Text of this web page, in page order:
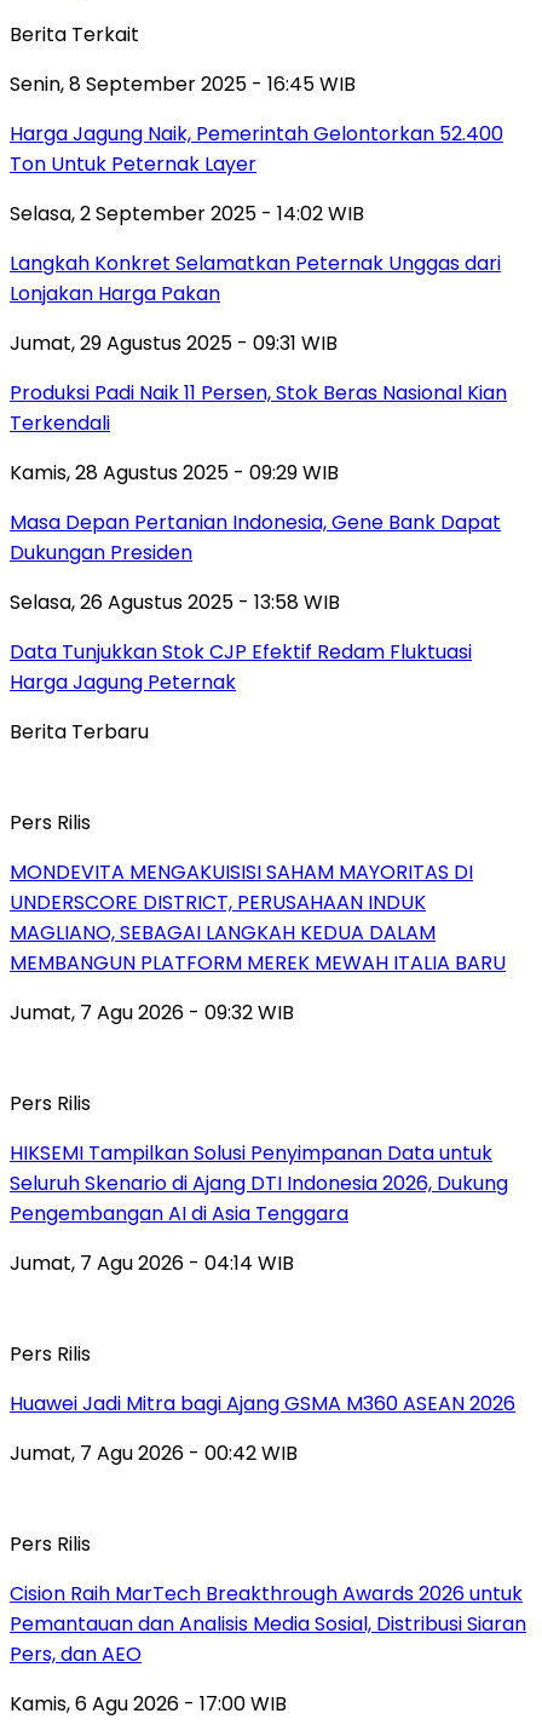
Berita Terkait
Senin, 8 September 2025 - 16:45 WIB
Harga Jagung Naik, Pemerintah Gelontorkan 52.400
Ton Untuk Peternak Layer
Selasa, 2 September 2025 - 14:02 WIB
Langkah Konkret Selamatkan Peternak Unggas dari
Lonjakan Harga Pakan
Jumat, 29 Agustus 2025 - 09:31 WIB
Produksi Padi Naik 11 Persen, Stok Beras Nasional Kian
Terkendali
Kamis, 28 Agustus 2025 - 09:29 WIB
Masa Depan Pertanian Indonesia, Gene Bank Dapat
Dukungan Presiden
Selasa, 26 Agustus 2025 - 13:58 WIB
Data Tunjukkan Stok CJP Efektif Redam Fluktuasi
Harga Jagung Peternak
Berita Terbaru
Pers Rilis
MONDEVITA MENGAKUISISI SAHAM MAYORITAS DI
UNDERSCORE DISTRICT, PERUSAHAAN INDUK
MAGLIANO, SEBAGAI LANGKAH KEDUA DALAM
MEMBANGUN PLATFORM MEREK MEWAH ITALIA BARU
Jumat, 7 Agu 2026 - 09:32 WIB
Pers Rilis
HIKSEMI Tampilkan Solusi Penyimpanan Data untuk
Seluruh Skenario di Ajang DTI Indonesia 2026, Dukung
Pengembangan AI di Asia Tenggara
Jumat, 7 Agu 2026 - 04:14 WIB
Pers Rilis
Huawei Jadi Mitra bagi Ajang GSMA M360 ASEAN 2026
Jumat, 7 Agu 2026 - 00:42 WIB
Pers Rilis
Cision Raih MarTech Breakthrough Awards 2026 untuk
Pemantauan dan Analisis Media Sosial, Distribusi Siaran
Pers, dan AEO
Kamis, 6 Agu 2026 - 17:00 WIB